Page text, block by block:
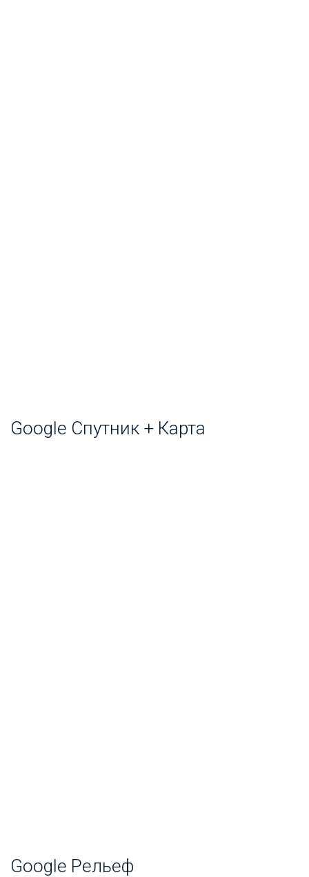
Google Спутник + Карта
Google Рельеф